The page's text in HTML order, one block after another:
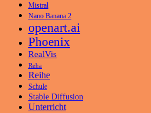
Mistral
Nano Banana 2
openart.ai
Phoenix
RealVis
Reha
Reihe
Schule
Stable Diffusion
Unterricht